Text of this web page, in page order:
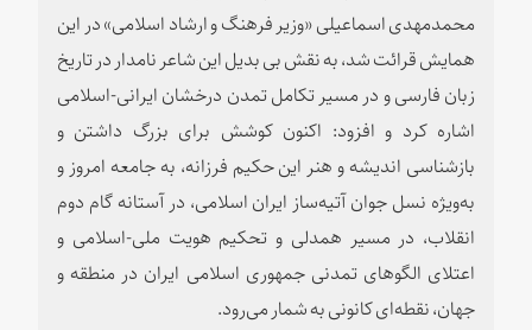
محمدمهدی اسماعیلی «وزیر فرهنگ و ارشاد اسلامی» در این
همایش قرائت شد، به نقش بی بدیل این شاعر نامدار در تاریخ
زبان فارسی و در مسیر تکامل تمدن درخشان ایرانی-اسلامی
اشاره کرد و افزود:‌ اکنون کوشش برای بزرگ داشتن و
بازشناسی اندیشه و هنر این حکیم فرزانه، به جامعه امروز و
بهویژه نسل جوان آتیهساز ایران اسلامی، در آستانه گام دوم
انقلاب، در مسیر همدلی و تحکیم هویت ملی-اسلامی و
اعتلای الگوهای تمدنی جمهوری اسلامی ایران در منطقه و
جهان، نقطهای کانونی به شمار میرود.